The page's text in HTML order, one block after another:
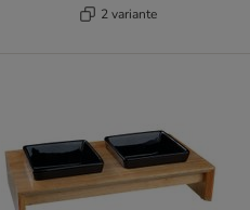
2 variante